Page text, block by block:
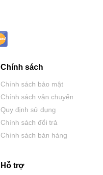
Chính sách
Chính sách bảo mật
Chính sách vận chuyển
Quy định sử dụng
Chính sách đổi trả
Chính sách bán hàng
Hỗ trợ